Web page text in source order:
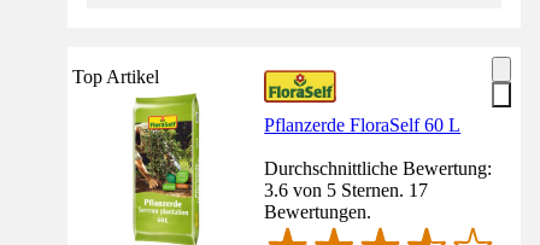
Top Artikel
Pflanzerde FloraSelf 60 L
Durchschnittliche Bewertung:
3.6 von 5 Sternen. 17
Bewertungen.